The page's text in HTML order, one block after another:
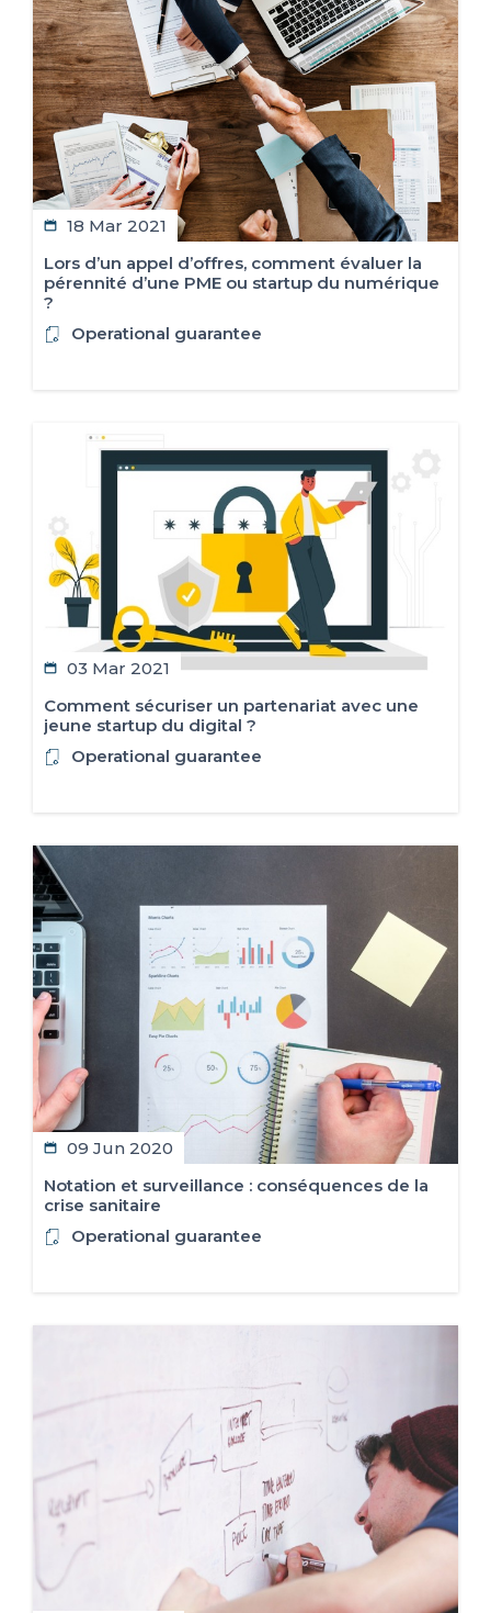
18 Mar 2021
Lors d’un appel d’offres, comment évaluer la
pérennité d’une PME ou startup du numérique
?
Operational guarantee
03 Mar 2021
Comment sécuriser un partenariat avec une
jeune startup du digital ?
Operational guarantee
09 Jun 2020
Notation et surveillance : conséquences de la
crise sanitaire
Operational guarantee